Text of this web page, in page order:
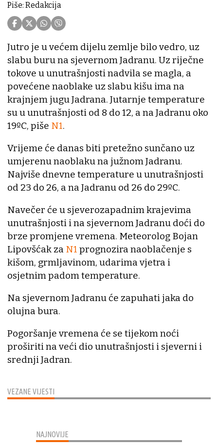
Piše: Redakcija
VEZANE VIJESTI
Jutro je u većem dijelu zemlje bilo vedro, uz
slabu buru na sjevernom Jadranu. Uz riječne
tokove u unutrašnjosti nadvila se magla, a
povećene naoblake uz slabu kišu ima na
krajnjem jugu Jadrana. Jutarnje temperature
su u unutrašnjosti od 8 do 12, a na Jadranu oko
19ºC, piše N1.
Vrijeme će danas biti pretežno sunčano uz
umjerenu naoblaku na južnom Jadranu.
Najviše dnevne temperature u unutrašnjosti
od 23 do 26, a na Jadranu od 26 do 29ºC.
Navečer će u sjeverozapadnim krajevima
unutrašnjosti i na sjevernom Jadranu doći do
brze promjene vremena. Meteorolog Bojan
Lipovšćak za N1 prognozira naoblačenje s
kišom, grmljavinom, udarima vjetra i
osjetnim padom temperature.
Na sjevernom Jadranu će zapuhati jaka do
olujna bura.
Pogoršanje vremena će se tijekom noći
proširiti na veći dio unutrašnjosti i sjeverni i
srednji Jadran.
NAJNOVIJE